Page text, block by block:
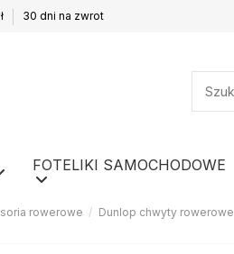
30 dni na zwrot
FOTELIKI SAMOCHODOWE
rowerowe Dunlop chwyty rowerowe